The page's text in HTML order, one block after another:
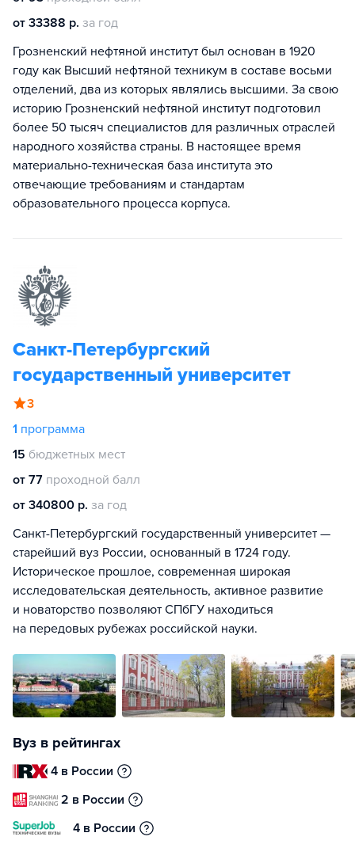
от 33388 р. за год
Грозненский нефтяной институт был основан в 1920
году как Высший нефтяной техникум в составе восьми
отделений, два из которых являлись высшими. За свою
историю Грозненский нефтяной институт подготовил
более 50 тысяч специалистов для различных отраслей
народного хозяйства страны. В настоящее время
материально-техническая база института это
отвечающие требованиям и стандартам
образовательного процесса корпуса.
Санкт-Петербургский
государственный университет
3
1 программа
15 бюджетных мест
от 77 проходной балл
от 340800 р. за год
Санкт-Петербургский государственный университет —
старейший вуз России, основанный в 1724 году.
Историческое прошлое, современная широкая
исследовательская деятельность, активное развитие
и новаторство позволяют СПбГУ находиться
на передовых рубежах российской науки.
Вуз в рейтингах
4 в России
2 в России
4 в России